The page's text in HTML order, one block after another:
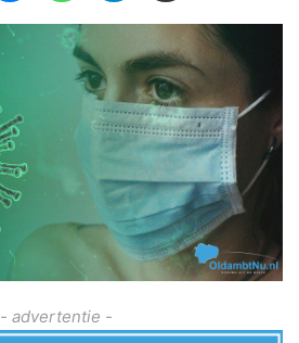
- advertentie -